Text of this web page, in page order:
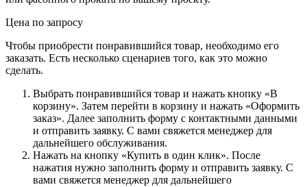
Цена по запросу
Чтобы приобрести понравившийся товар, необходимо его
заказать. Есть несколько сценариев того, как это можно
сделать.
Выбрать понравившийся товар и нажать кнопку «В
корзину». Затем перейти в корзину и нажать «Оформить
заказ». Далее заполнить форму с контактными данными
и отправить заявку. С вами свяжется менеджер для
дальнейшего обслуживания.
Нажать на кнопку «Купить в один клик». После
нажатия нужно заполнить форму и отправить заявку. С
вами свяжется менеджер для дальнейшего